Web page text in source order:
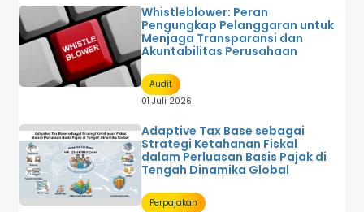
Whistleblower: Peran
Pengungkap Pelanggaran untuk
Menjaga Transparansi dan
Akuntabilitas Perusahaan
Audit
01 Juli 2026
Adaptive Tax Base sebagai
Strategi Ketahanan Fiskal
dalam Perluasan Basis Pajak di
Tengah Dinamika Global
Perpajakan